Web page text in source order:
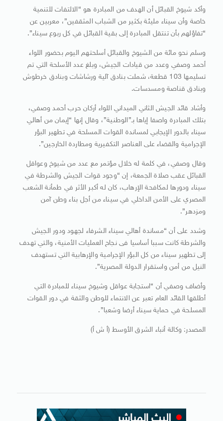
وأكد شيوخ القبائل أن الهدف من المبادرة هو “الالتفات للتنمية
خاصة وأن سيناء مليئة بكثير من الشباب المثقفين”، معربين عن
“تفاؤلهم بأن تنتقل المبادرة إلى بقية القبائل في كل ربوع سيناء”.
وسلم نحو مائة من الشيوخ والقبائل أسلحتهم اليوم بحضور اللواء
أحمد وصفي وعدد من قيادات الجيش، وبلغ عدد الأسلحة التي تم
تسليمها 103 قطعة، شملت بنادق آلية ورشاشات وبنادق خرطوش
وبنادق قناصة ومسدسات.
وأشاد قائد الجيش الثاني الميداني اللواء أركان حرب أحمد وصفي،
بتلك المبادرة واصفا إياها بـ”الوطنية”، وقال إنها “إيمان من أهالي
سيناء بالدور الإيجابي لمساندة القوات المسلحة في تطهير البؤر
الإجرامية والقضاء على العناصر التكفيرية ومطاردة الخارجين”.
وقال وصفي، في كلمة له خلال مؤتمر مع عدد من شيوخ وعواقل
القبائل عقب صلاة الجمعة، إن “وجود قوات الجيش والشرطة في
سيناء ودورها لمكافحة الإرهاب، كان له أكبر الأثر في طمأنة الشعب
المصري على الأمن الداخلي في سيناء من أجل بناء وطن آمن
ومزدهر”.
وشدد على أن “مساندة أهالي سيناء الشرفاء لجهود ودور الجيش
والشرطة كانت سببا أساسيا فى نجاح العمليات الأمنية، والتي تهدف
إلى تطهير سيناء من كل البؤر الإجرامية والإرهابية التي تستهدف
النيل من أمن واستقرار الدولة المصرية”.
وأضاف وصفي أن “استجابة عواقل وشيوخ سيناء للمبادرة التي
أطلقها القائد العام تعبر عن الانتماء للوطن والثقة في دور القوات
المسلحة في حماية سيناء أرضا وشعبا”.
المصدر: وكالة أنباء الشرق الأوسط (أ ش أ)